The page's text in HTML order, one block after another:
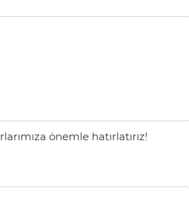
önemle hatırlatırız!